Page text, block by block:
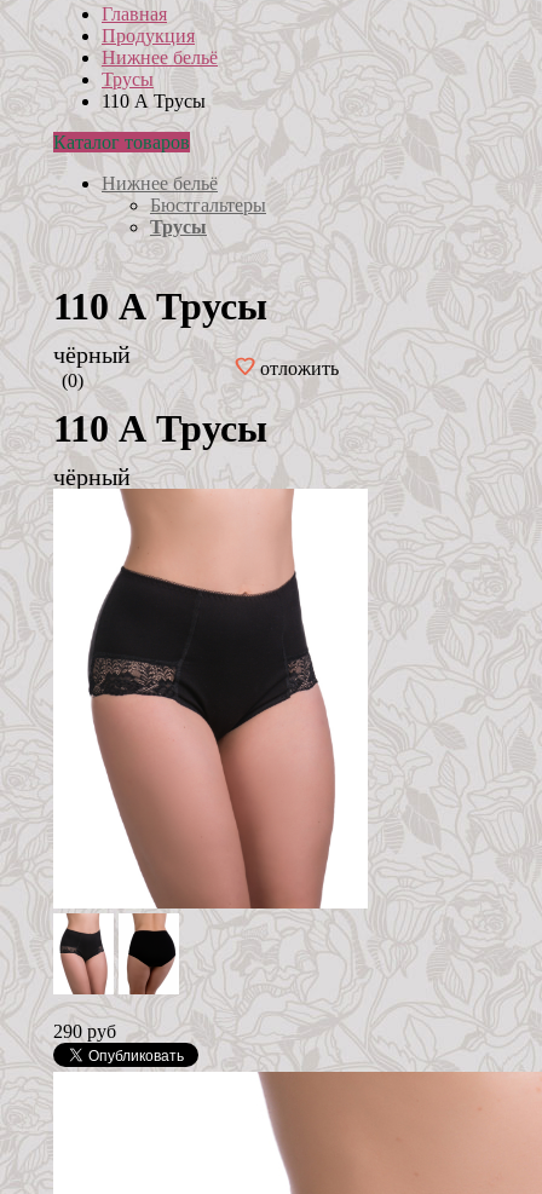
Главная
Продукция
Нижнее бельё
Трусы
110 А Трусы
Каталог товаров
Нижнее бельё
Бюстгальтеры
Трусы
110 А Трусы
чёрный
(0)
отложить
110 А Трусы
чёрный
290 руб